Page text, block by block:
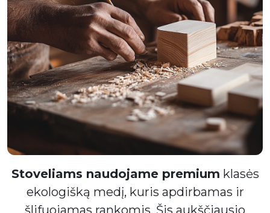
Stoveliams naudojame premium klasės
ekologišką medį, kuris apdirbamas ir
šlifuojamas rankomis. Šis aukščiausio